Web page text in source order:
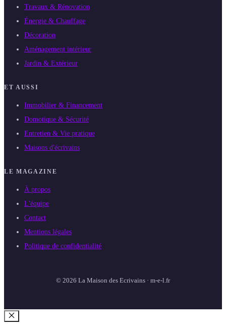
Travaux & Rénovation
Énergie & Chauffage
Décoration
Aménagement intérieur
Jardin & Extérieur
ET AUSSI
Immobilier & Financement
Domotique & Sécurité
Entretien & Vie pratique
Maisons d'écrivains
LE MAGAZINE
À propos
L'équipe
Contact
Mentions légales
Politique de confidentialité
© 2026 La Maison des Ecrivains · m-e-l.fr
Fermer